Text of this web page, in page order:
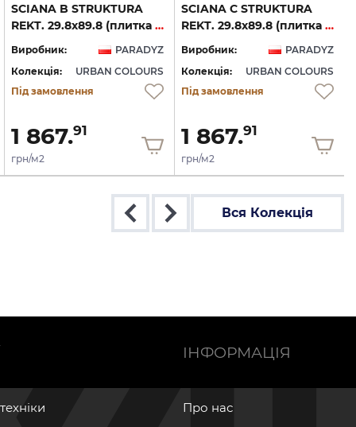
SCIANA B STRUKTURA
REKT. 29.8х89.8 (плитка настінна)
Виробник:
PARADYZ
Колекція:
URBAN COLOURS
Під замовлення
1 867.91
грн/м2
SCIANA C STRUKTURA
REKT. 29.8х89.8 (плитка настінна)
Виробник:
PARADYZ
Колекція:
URBAN COLOURS
Під замовлення
1 867.91
грн/м2
Вся Колекція
ІНФОРМАЦІЯ
Про нас